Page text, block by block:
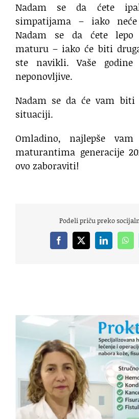
Nadam se da ćete
simpatijama – iako
Nadam se da ćete lepo
maturu – iako će biti
ste navikli. Vaše
neponovljive.
Nadam se da će vam
situaciji.
Omladino, najlepše
maturantima generacije
ovo zaboraviti!
Podeli priču preko
Facebook
X LinkedIn